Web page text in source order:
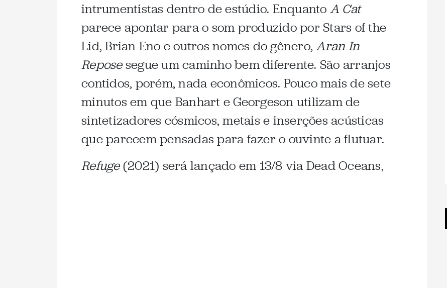
intrumentistas dentro de estúdio. Enquanto A Cat
parece apontar para o som produzido por Stars of the
Lid, Brian Eno e outros nomes do gênero,Aran In
Reposesegue um caminho bem diferente. São arranjos
contidos, porém, nada econômicos. Pouco mais de sete
minutos em que Banhart eGeorgeson utilizam de
sintetizadores cósmicos, metais e inserções acústicas
que parecem pensadas para fazer o ouvinte a flutuar.
Refuge(2021) será lançado em 13/8 via Dead Oceans,